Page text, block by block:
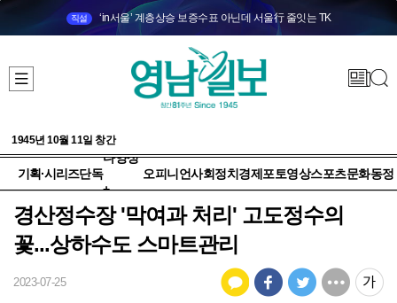
직설 ‘in서울’ 계층상승 보증수표 아닌데 서울行 줄잇는 TK
1945년 10월 11일 창간
기획·시리즈단독
다양성
+
오피니언사회정치 경제 포토영상스포츠문화동정
경산정수장 '막여과 처리' 고도정수의
꽃...상하수도 스마트관리
2023-07-25